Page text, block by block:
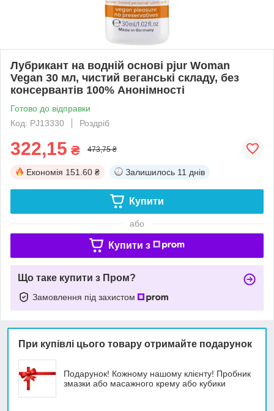
Лубрикант на водній основі pjur Woman
Vegan 30 мл, чистий веганські складу, без
консервантів 100% Анонімності
Готово до відправки
Код: PJ13330
Роздріб
322,15 ₴ 473,75 ₴
Економія 151.60 ₴ Залишилось 11 днів
Купити
або
Купити з
Що таке купити з Пром?
Замовлення під захистом
При купівлі цього товару отримайте подарунок
Подарунок! Кожному нашому клієнту! Пробник
змазки або масажного крему або кубики